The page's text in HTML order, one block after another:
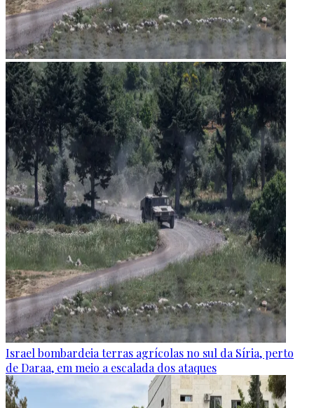
Israel bombardeia terras agrícolas no sul da Síria, perto
de Daraa, em meio a escalada dos ataques